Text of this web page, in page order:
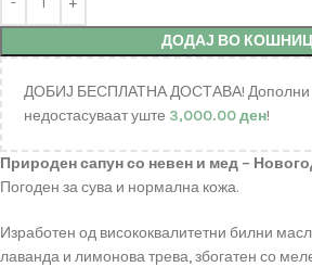
ДОДАЈ ВО
ДОБИЈ БЕСПЛАТНА ДОСТАВА! Дополни
недостасуваат уште 3,000.00ден!
Природен сапун со невен и мед –
Погоден за сува и нормална кожа.
Изработен од висококвалитетни билни
лаванда и лимонова трева, збогатен со